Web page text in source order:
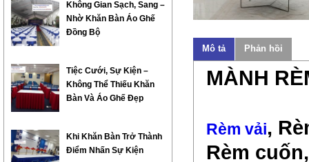
Mô tả Phản hồi
MÀNH
Rèm vải,
Rèm
Không Gian Sạch, Sang –
Nhờ Khăn Bàn Áo Ghế
Đồng Bộ
Tiệc Cưới, Sự Kiện –
Không Thể Thiếu Khăn
Bàn Và Áo Ghế Đẹp
Khi Khăn Bàn Trở Thành
Điểm Nhấn Sự Kiện